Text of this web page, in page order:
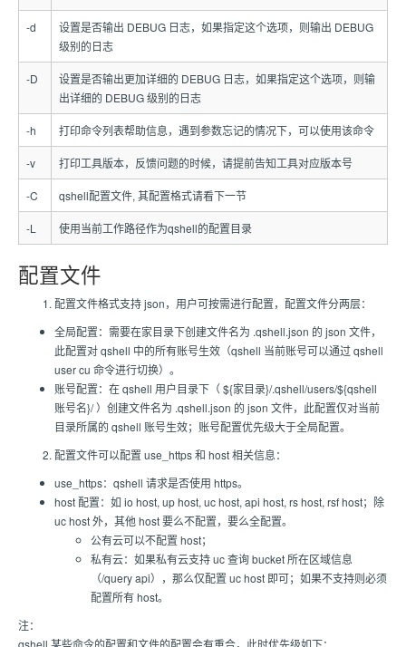
-d
设置是否输出 DEBUG 日志，如果指定这个选项，则输出 DEBUG
级别的日志
-D
设置是否输出更加详细的 DEBUG 日志，如果指定这个选项，则输
出详细的 DEBUG 级别的日志
-h 打印命令列表帮助信息，遇到参数忘记的情况下，可以使用该命令
-v 打印工具版本，反馈问题的时候，请提前告知工具对应版本号
-C qshell配置文件, 其配置格式请看下一节
-L 使用当前工作路径作为qshell的配置目录
配置文件
配置文件格式支持 json，用户可按需进行配置，配置文件分两层：
全局配置：需要在家目录下创建文件名为 .qshell.json 的 json 文件，
此配置对 qshell 中的所有账号生效（qshell 当前账号可以通过 qshell
user cu 命令进行切换）。
账号配置：在 qshell 用户目录下（ ${家目录}/.qshell/users/${qshell
账号名}/ ）创建文件名为 .qshell.json 的 json 文件，此配置仅对当前
目录所属的 qshell 账号生效；账号配置优先级大于全局配置。
配置文件可以配置 use_https 和 host 相关信息：
use_https：qshell 请求是否使用 https。
host 配置：如 io host, up host, uc host, api host, rs host, rsf host；除
uc host 外，其他 host 要么不配置，要么全配置。
公有云可以不配置 host；
私有云：如果私有云支持 uc 查询 bucket 所在区域信息
（/query api），那么仅配置 uc host 即可；如果不支持则必须
配置所有 host。
注：
qshell 某些命令的配置和文件的配置会有重合，此时优先级如下：